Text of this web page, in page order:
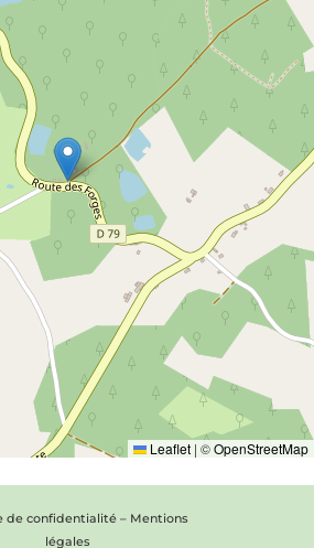
Leaflet | ©OpenStreetMap
de confidentialité– Mentions
légales